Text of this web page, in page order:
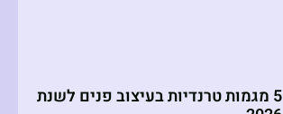
5 מגמות טרנדיות בעיצוב פנים לשנת